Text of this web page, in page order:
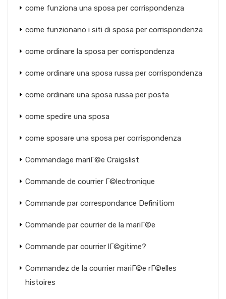
come funziona una sposa per corrispondenza
come funzionano i siti di sposa per corrispondenza
come ordinare la sposa per corrispondenza
come ordinare una sposa russa per corrispondenza
come ordinare una sposa russa per posta
come spedire una sposa
come sposare una sposa per corrispondenza
Commandage mariГ©e Craigslist
Commande de courrier Г©lectronique
Commande par correspondance Definitiom
Commande par courrier de la mariГ©e
Commande par courrier lГ©gitime?
Commandez de la courrier mariГ©e rГ©elles
histoires